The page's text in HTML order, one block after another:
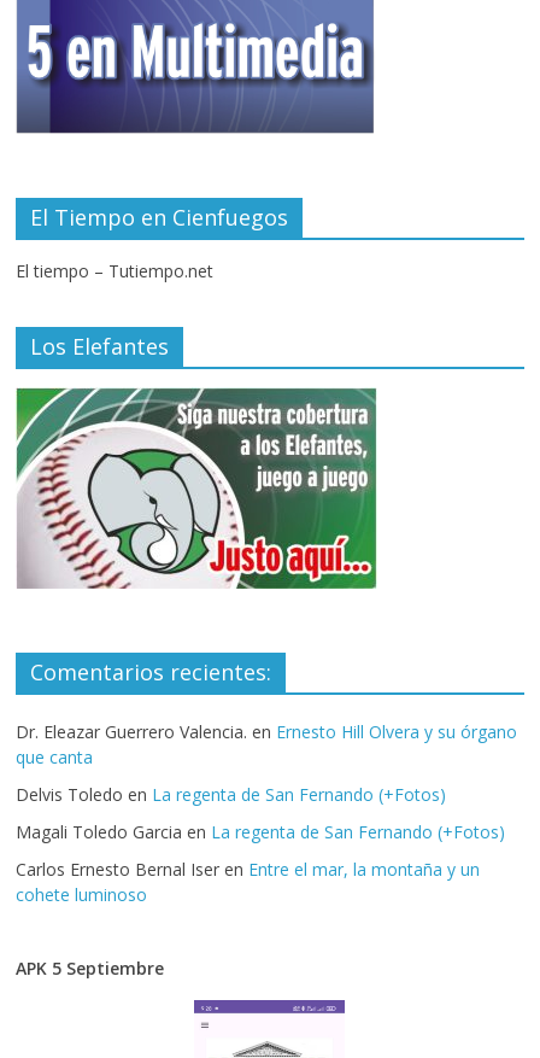
El Tiempo en Cienfuegos
El tiempo – Tutiempo.net
Los Elefantes
Comentarios recientes:
Dr. Eleazar Guerrero Valencia. en Ernesto Hill Olvera y su órgano
que canta
Delvis Toledo en La regenta de San Fernando (+Fotos)
Magali Toledo Garcia en La regenta de San Fernando (+Fotos)
Carlos Ernesto Bernal Iser en Entre el mar, la montaña y un
cohete luminoso
APK 5 Septiembre